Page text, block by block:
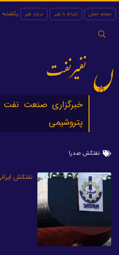
صفحه اصلی ارتباط با نفیر درباره نفیر
جستجو
یکشنبه 18 مرداد 1405
نفیرنفت
خبرگزاری صنعت نفت
پتروشیمی
نفتکش صدرا
نفتکش